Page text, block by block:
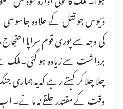
ڈیوس جو قتل کے علاوہ جاسوسی
کی وجہ سے پوری قوم سراپا
برداشت سے زیادہ ہو گئی۔ملک
چلا چلا کر کہتے رہے کہ یہ
وقت کے مقتدر حلقے نہ مانے۔